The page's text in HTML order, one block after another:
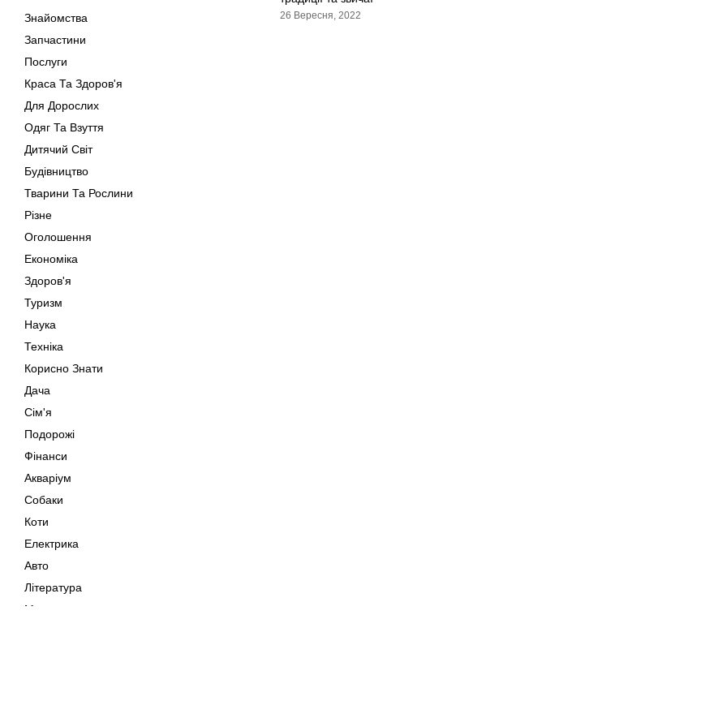
Знайомства
Запчастини
Послуги
Краса Та Здоров'я
Для Дорослих
Одяг Та Взуття
Дитячий Світ
Будівництво
Тварини Та Рослини
Різне
Оголошення
Економіка
Здоров'я
Туризм
Наука
Техніка
Корисно Знати
Дача
Сім'я
Подорожі
Фінанси
Акваріум
Собаки
Коти
Електрика
Авто
Література
Музика
26 Вересня, 2022